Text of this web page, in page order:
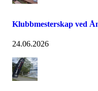
Klubbmesterskap ved
24.06.2026